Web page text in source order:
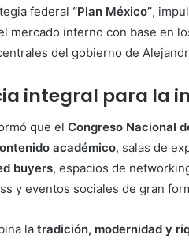
federal “Plan México”,
mercado interno con base en
del gobierno de
integral para la
que el Congreso Nacional
académico, salas de
buyers, espacios de
y eventos sociales de gran
la tradición, modernidad y